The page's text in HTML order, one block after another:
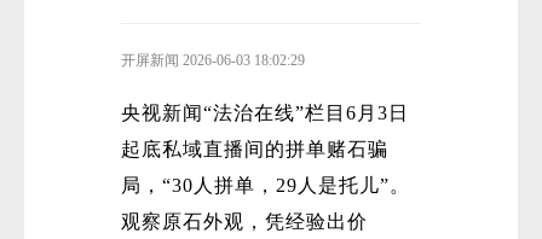
开屏新闻 2026-06-03 18:02:29
央视新闻“法治在线”栏目6月3日
起底私域直播间的拼单赌石骗
局，“30人拼单，29人是托儿”。
观察原石外观，凭经验出价